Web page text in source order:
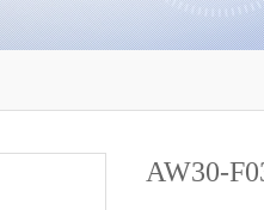
AW30-